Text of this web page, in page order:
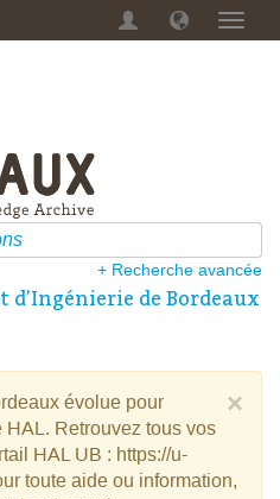
Menu
+ Recherche avancée
de Bordeaux
×
évolue pour
Retrouvez tous vos
HAL UB : https://u-
toute aide ou information,